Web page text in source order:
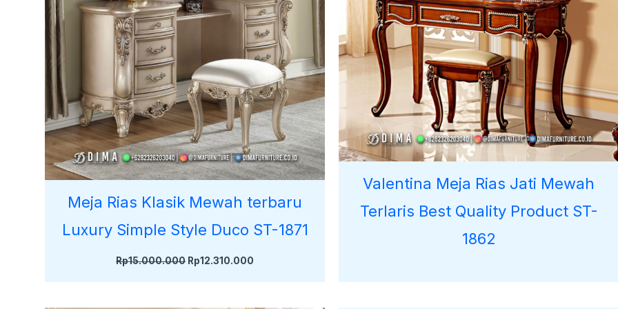
Meja Rias Klasik Mewah terbaru
Luxury Simple Style Duco ST-1871
Rp15.000.000 Rp12.310.000
Valentina Meja Rias Jati Mewah
Terlaris Best Quality Product ST-
1862